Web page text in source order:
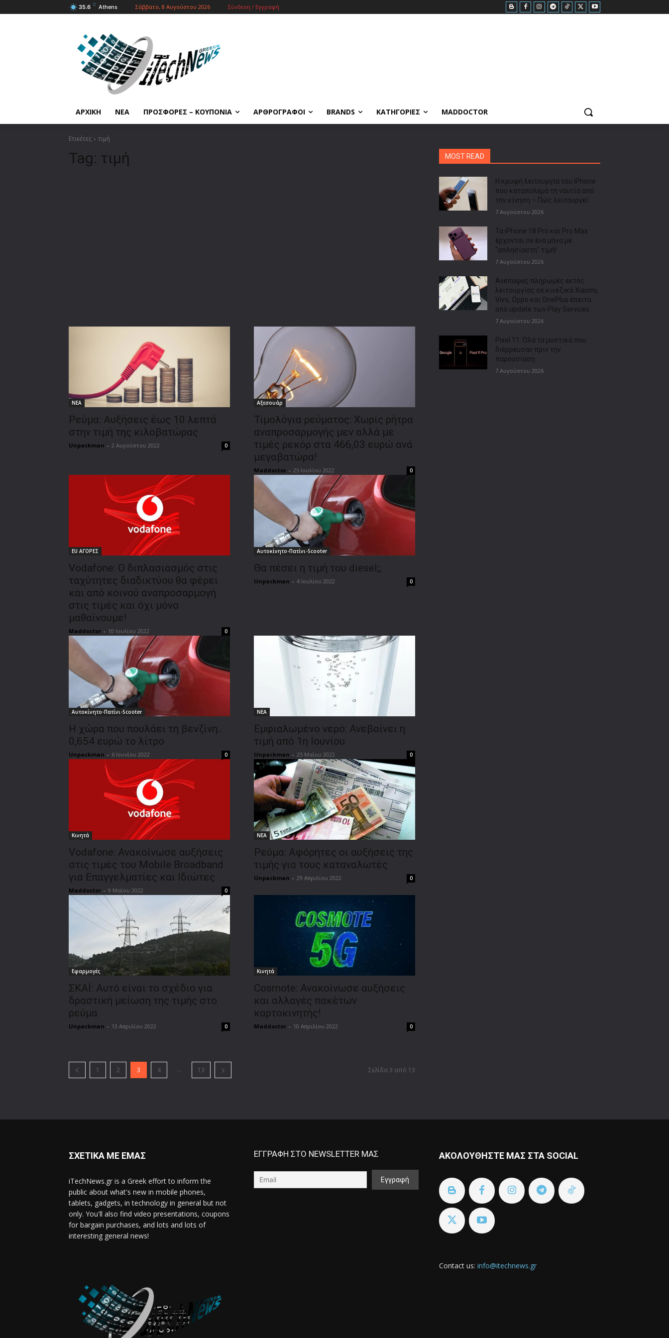
35.6 C Athens Σάββατο, 8 Αυγούστου 2026 Σύνδεση / Εγγραφή
ΑΡΧΙΚΗ ΝΕΑ ΠΡΟΣΦΟΡΕΣ – ΚΟΥΠΟΝΙΑ ΑΡΘΡΟΓΡΑΦΟΙ BRANDS ΚΑΤΗΓΟΡΙΕΣ MADDOCTOR
Ετικέτες τιμή
Tag: τιμή
ΝΕΑ
Ρεύμα: Αυξήσεις έως 10 λεπτά
στην τιμή της κιλοβατώρας
Unpackman - 2 Αυγούστου 2022 0
Αξεσουάρ
Τιμολόγια ρεύματος: Χωρίς ρήτρα
αναπροσαρμογής μεν αλλά με
τιμές ρεκόρ στα 466,03 ευρώ ανά
μεγαβατώρα!
Maddoctor - 25 Ιουλίου 2022 0
EU ΑΓΟΡΕΣ
Vodafone: Ο διπλασιασμός στις
ταχύτητες διαδικτύου θα φέρει
και από κοινού αναπροσαρμογή
στις τιμές και όχι μόνο
μαθαίνουμε!
Maddoctor - 10 Ιουλίου 2022 0
Αυτοκίνητο-Πατίνι-Scooter
Θα πέσει η τιμή του diesel;;
Unpackman - 4 Ιουλίου 2022 0
Αυτοκίνητο-Πατίνι-Scooter
Η χώρα που πουλάει τη βενζίνη..
0,654 ευρώ το λίτρο
Unpackman - 6 Ιουνίου 2022 0
ΝΕΑ
Εμφιαλωμένο νερό: Ανεβαίνει η
τιμή από 1η Ιουνίου
Unpackman - 25 Μαΐου 2022 0
Κινητά
Vodafone: Ανακοίνωσε αυξήσεις
στις τιμές του Mobile Broadband
για Επαγγελματίες και Ιδιώτες
Maddoctor - 9 Μαΐου 2022 0
ΝΕΑ
Ρεύμα: Αφόρητες οι αυξήσεις της
τιμής για τους καταναλωτές
Unpackman - 29 Απριλίου 2022 0
Εφαρμογές
ΣΚΑΪ: Αυτό είναι το σχέδιο για
δραστική μείωση της τιμής στο
ρεύμα
Unpackman - 13 Απριλίου 2022 0
Κινητά
Cosmote: Ανακοίνωσε αυξήσεις
και αλλαγές πακέτων
καρτοκινητής!
Maddoctor - 10 Απριλίου 2022 0
1 2 3 4 ... 13 Σελίδα 3 από 13
MOST READ
Η κρυφή λειτουργία του iPhone
που καταπολεμά τη ναυτία από
την κίνηση – Πώς λειτουργεί
7 Αυγούστου 2026
Τα iPhone 18 Pro και Pro Max
έρχονται σε ένα μήνα με
“απλησίαστη” τιμή!
7 Αυγούστου 2026
Ανέπαφες πληρωμές εκτός
λειτουργίας σε κινεζικά Xiaomi,
Vivo, Oppo και OnePlus έπειτα
από update των Play Services
7 Αυγούστου 2026
Pixel 11: Όλα τα μυστικά που
διέρρευσαν πριν την
παρουσίαση
7 Αυγούστου 2026
ΣΧΕΤΙΚΑ ΜΕ ΕΜΑΣ
iTechNews.gr is a Greek effort to inform the
public about what's new in mobile phones,
tablets, gadgets, in technology in general but not
only. You'll also find video presentations, coupons
for bargain purchases, and lots and lots of
interesting general news!
ΕΓΓΡΑΦΗ ΣΤΟ NEWSLETTER ΜΑΣ ΑΚΟΛΟΥΘΗΣΤΕ ΜΑΣ ΣΤΑ SOCIAL
Contact us: info@itechnews.gr